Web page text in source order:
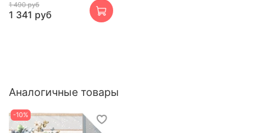
1 490 руб
1 341 руб
Аналогичные товары
-10%